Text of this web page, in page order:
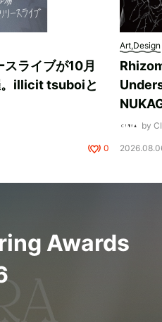
ライブが10月
illicit tsuboiと
0
Art,Design
by
Awards